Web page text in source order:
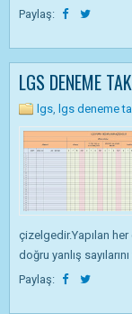
Paylaş:
LGS DENEME
lgs, lgs deneme
çizelgedir.Yapılan
doğru yanlış
Paylaş: